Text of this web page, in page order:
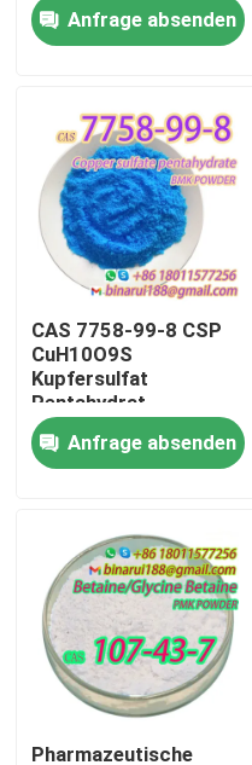
Produkte
Videos
Über uns
Werksbesichtigung
Qualitätskontrolle
Tägliche chemische
Anorganische
2-Sulfonsäure CAS
116-81-4
Anfrage absenden
CAS 7758-99-8 CSP
CuH10O9S
Kupfersulfat
Pentahydrat
Anfrage absenden
Pharmazeutische